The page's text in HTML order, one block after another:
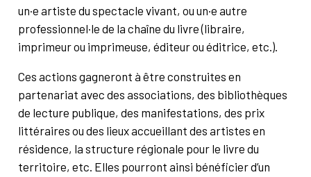
un·e artiste du spectacle vivant, ou un·e autre
professionnel·le de la chaîne du livre (libraire,
imprimeur ou imprimeuse, éditeur ou éditrice, etc.).
Ces actions gagneront à être construites en
partenariat avec des associations, des bibliothèques
de lecture publique, des manifestations, des prix
littéraires ou des lieux accueillant des artistes en
résidence, la structure régionale pour le livre du
territoire, etc. Elles pourront ainsi bénéficier d’un